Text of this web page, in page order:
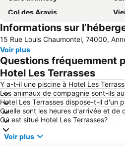
Col des Aravis
Domaine Alpin des Saisies
La Féclaz
La
La Fête du Lac
Combloux
Aillons-Margériaz
Parc
Noël des Alpes
Piscine-Patinoire Jean Régis
Le
Eaux-Vives
Le
Festival International du Film d'Animation d'Annecy
Informations sur
15 Rue Louis Chaumontel, 74000,
Voir plus
Questions fréquemment
Hotel Les Terrasses
Y a-t-il une piscine à Hotel Les
Les animaux de compagnie sont-ils
Hotel Les Terrasses dispose-t-il d'un
Quelle sont les heures d'arrivée et de
Où est situé Hotel Les Terrasses?
Voir plus